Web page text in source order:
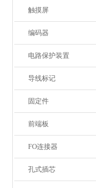
触摸屏
编码器
电路保护装置
导线标记
固定件
前端板
FO连接器
孔式插芯